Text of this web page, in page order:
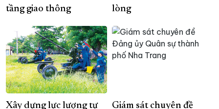
tầng giao thông
lòng
Xây dựng lực lượng tự
Giám sát chuyên đề